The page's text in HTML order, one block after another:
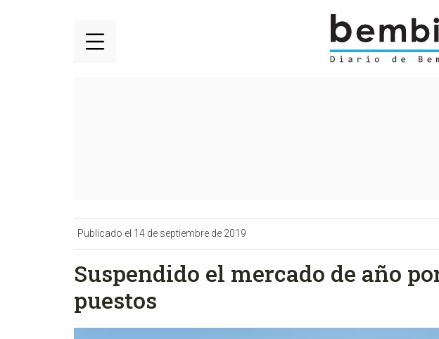
Publicado el 14 de septiembre de 2019
Suspendido el mercado de año
puestos